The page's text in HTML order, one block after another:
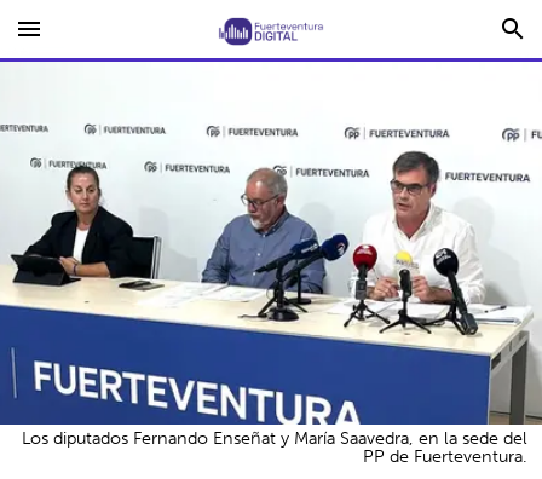
menu search
Los diputados Fernando Enseñat y María Saavedra, en la sede del
PP de Fuerteventura.